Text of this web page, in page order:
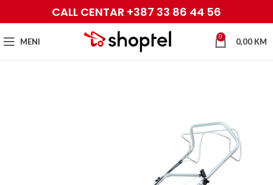
CALL CENTAR +387 33 86 44 56
MENI 0 0,00 KM